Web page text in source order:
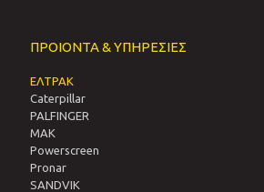
ΠΡΟΙΟΝΤΑ & ΥΠΗΡΕΣΙΕΣ
ΕΛΤΡΑΚ
Caterpillar
PALFINGER
MAK
Powerscreen
Pronar
SANDVIΚ